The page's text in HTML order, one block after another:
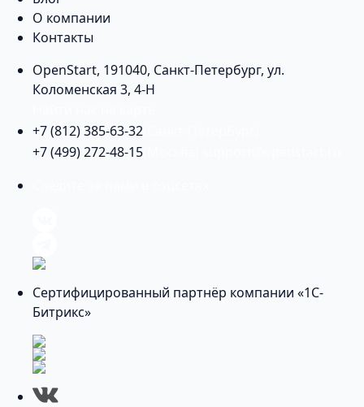
О компании
Контакты
OpenStart, 191040, Санкт-Петербург, ул.
Коломенская 3, 4-Н
+7 (812) 385-63-32
+7 (499) 272-48-15
Сертифицированный партнёр компании «1С-
Битрикс»